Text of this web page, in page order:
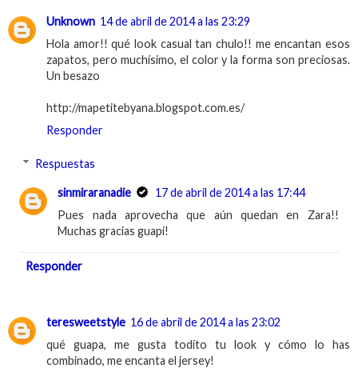
Unknown 14 de abril de 2014 a las 23:29
Hola amor!! qué look casual tan chulo!! me encantan esos
zapatos, pero muchísimo, el color y la forma son preciosas.
Un besazo
http://mapetitebyana.blogspot.com.es/
Responder
Respuestas
sinmiraranadie
17 de abril de 2014 a las 17:44
Pues nada aprovecha que aún quedan en Zara!!
Muchas gracias guapi!
Responder
teresweetstyle 16 de abril de 2014 a las 23:02
qué guapa, me gusta todito tu look y cómo lo has
combinado, me encanta el jersey!